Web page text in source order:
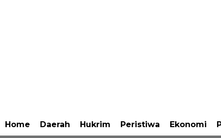
Home Daerah Hukrim Peristiwa Ekonomi